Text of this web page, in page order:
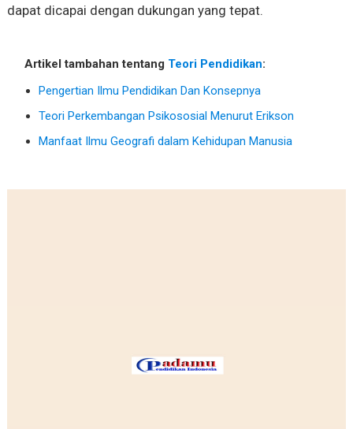
dapat dicapai dengan dukungan yang tepat.
Artikel tambahan tentang Teori Pendidikan:
Pengertian Ilmu Pendidikan Dan Konsepnya
Teori Perkembangan Psikososial Menurut Erikson
Manfaat Ilmu Geografi dalam Kehidupan Manusia